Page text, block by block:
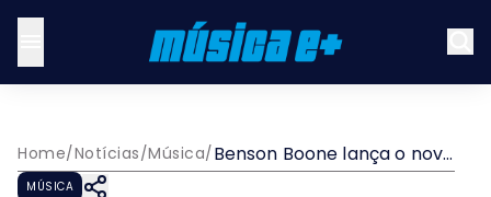
Home/Notícias/Música/Benson Boone lança o novo
single "Sorry I'm here for
MÚSICA